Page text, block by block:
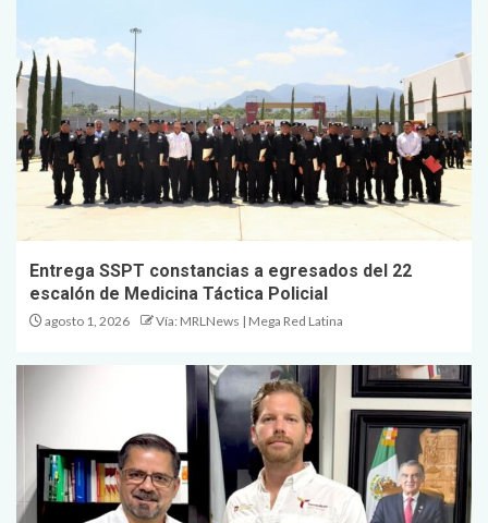
Entrega SSPT constancias a egresados del 22
escalón de Medicina Táctica Policial
agosto 1, 2026 Vía: MRLNews | Mega Red Latina